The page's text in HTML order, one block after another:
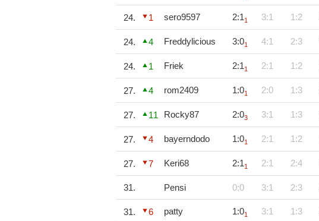
24. 1 sero9597 2:11 3:1 1:2
24. 4 Freddylicious 3:01 4:1 2:3
24. 1 Friek 2:11 2:1 1:2
27. 4 rom2409 1:01 2:0 1:3
27. 11 Rocky87 2:03 3:1 1:3
27. 4 bayerndodo 1:01 2:1 1:2
27. 7 Keri68 2:11 2:1 2:4
31. Pensi 0:0 3:1 2:3
31. 6 patty 1:01 3:1 1:3